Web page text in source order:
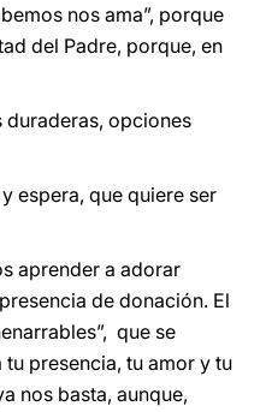
nos ama”, porque
del Padre, porque, en
duraderas, opciones
espera, que quiere ser
aprender a adorar
de donación. El
que se
presencia, tu amor y tu
nos basta, aunque,